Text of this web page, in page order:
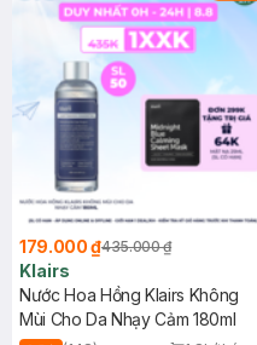
179.000 ₫435.000 ₫
Klairs
Nước Hoa Hồng Klairs Không
Mùi Cho Da Nhạy Cảm 180ml